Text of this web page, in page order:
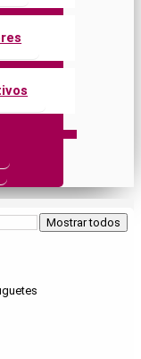
Mostrar todos